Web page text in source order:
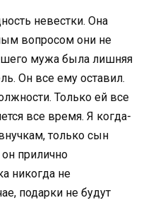
невестки. Она
вопросом они не
мужа была лишняя
Он все ему оставил.
Только ей все
все время. Я когда-
только сын
он прилично
никогда не
подарки не будут